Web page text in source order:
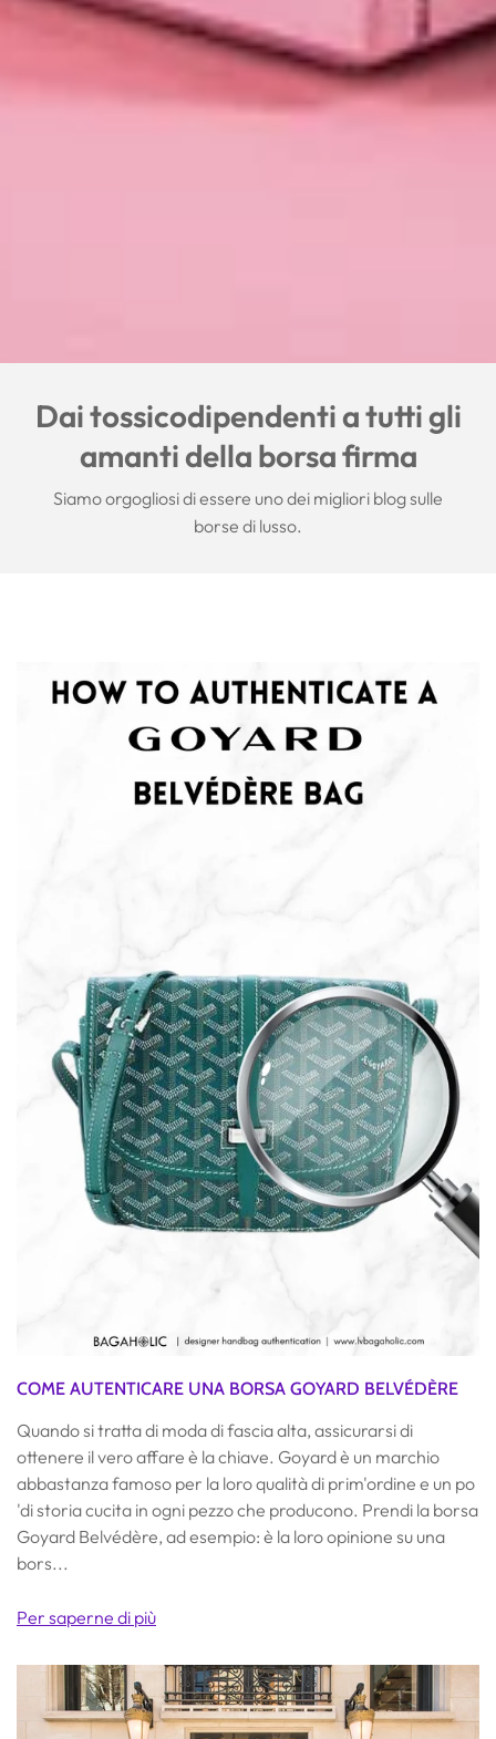
Dai tossicodipendenti a tutti gli
amanti della borsa firma
Siamo orgogliosi di essere uno dei migliori blog sulle
borse di lusso.
COME AUTENTICARE UNA BORSA GOYARD BELVÉDÈRE
Quando si tratta di moda di fascia alta, assicurarsi di
ottenere il vero affare è la chiave. Goyard è un marchio
abbastanza famoso per la loro qualità di prim'ordine e un po
'di storia cucita in ogni pezzo che producono. Prendi la borsa
Goyard Belvédère, ad esempio: è la loro opinione su una
bors...
Per saperne di più